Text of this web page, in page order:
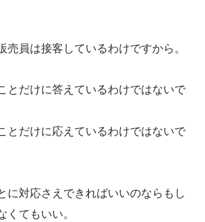
売員は接客しているわけですから。
とだけに答えているわけではないで
とだけに応えているわけではないで
に対応さえできればいいのならもし
くてもいい。